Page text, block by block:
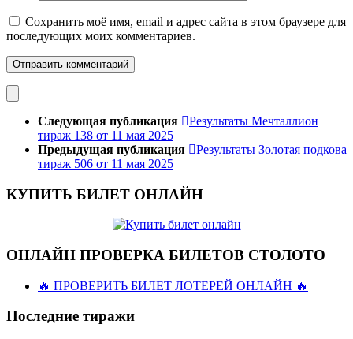
Сохранить моё имя, email и адрес сайта в этом браузере для
последующих моих комментариев.
Следующая публикация
Результаты Мечталлион
тираж 138 от 11 мая 2025
Предыдущая публикация
Результаты Золотая подкова
тираж 506 от 11 мая 2025
КУПИТЬ БИЛЕТ ОНЛАЙН
ОНЛАЙН ПРОВЕРКА БИЛЕТОВ СТОЛОТО
🔥 ПРОВЕРИТЬ БИЛЕТ ЛОТЕРЕЙ ОНЛАЙН 🔥
Последние тиражи